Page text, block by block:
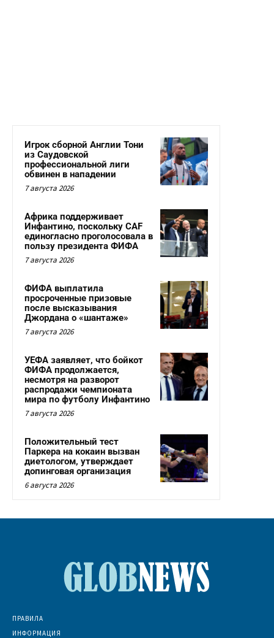
Игрок сборной Англии Тони
из Саудовской
профессиональной лиги
обвинен в нападении
7 августа 2026
Африка поддерживает
Инфантино, поскольку CAF
единогласно проголосовала в
пользу президента ФИФА
7 августа 2026
ФИФА выплатила
просроченные призовые
после высказывания
Джордана о «шантаже»
7 августа 2026
УЕФА заявляет, что бойкот
ФИФА продолжается,
несмотря на разворот
распродажи чемпионата
мира по футболу Инфантино
7 августа 2026
Положительный тест
Паркера на кокаин вызван
диетологом, утверждает
допинговая организация
6 августа 2026
ПРАВИЛА
ИНФОРМАЦИЯ